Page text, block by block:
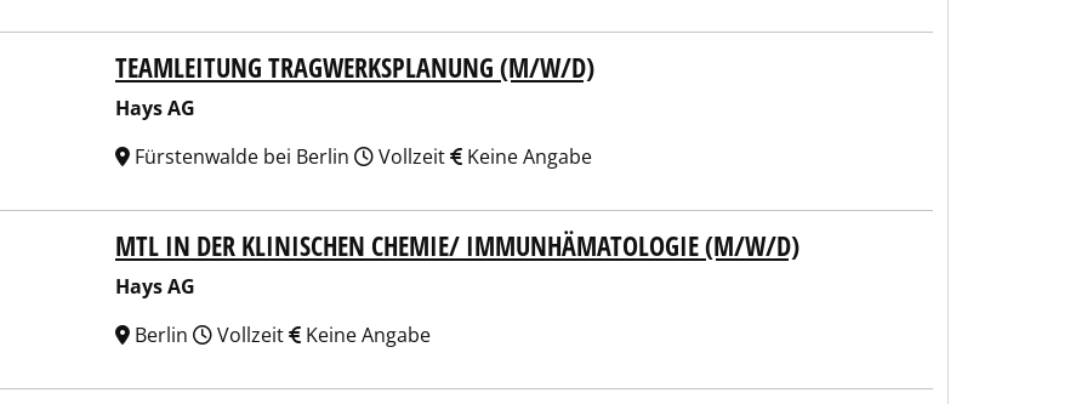
TEAMLEITUNG TRAGWERKSPLANUNG (M/W/D)
Hays AG
Fürstenwalde bei Berlin
Vollzeit Keine Angabe
MTL IN DER KLINISCHEN CHEMIE/ IMMUNHÄMATOLOGIE (M/W/D)
Hays AG
Berlin
Vollzeit Keine Angabe